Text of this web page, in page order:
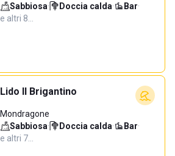
Sabbiosa· Doccia calda· Bar·
e altri 8…
Lido Il Brigantino
Mondragone
Sabbiosa· Doccia calda· Bar·
e altri 7…